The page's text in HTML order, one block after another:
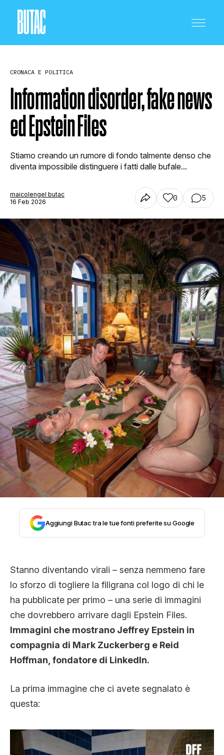
CRONACA E POLITICA
SCIENZA E TECNOLOGIA
SALUTE E MEDICINA
STORIA E CITAZIONI
INTRATTENIMENTO
COMPLOTTI, LEGGENDE URBANE ED
EVERGREEN
EDITORIALI
TRUFFE E SOCIAL NETWORK
CLIMA ED ENERGIA
CONTATTI
CHI SIAMO
CRONACA E POLITICA
Information disorder, fake news
ed Epstein Files
Stiamo creando un rumore di fondo talmente denso che
diventa impossibile distinguere i fatti dalle bufale...
maicolengel butac
16 Feb 2026
0 5
Aggiungi Butac tra le tue fonti preferite su Google
Stanno diventando virali – senza nemmeno fare
lo sforzo di togliere la filigrana col logo di chi le
ha pubblicate per primo – una serie di immagini
che dovrebbero arrivare dagli Epstein Files.
Immagini che mostrano Jeffrey Epstein in
compagnia di Mark Zuckerberg e Reid
Hoffman, fondatore di Linkedln.
La prima immagine che ci avete segnalato è
questa: